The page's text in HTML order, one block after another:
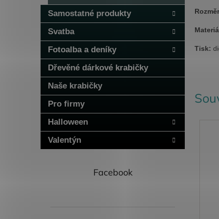
Samostatné produkty
Svatba
Fotoalba a deníky
Dřevěné dárkové krabičky
Naše krabičky
Pro firmy
Halloween
Valentýn
Facebook
Tisk: